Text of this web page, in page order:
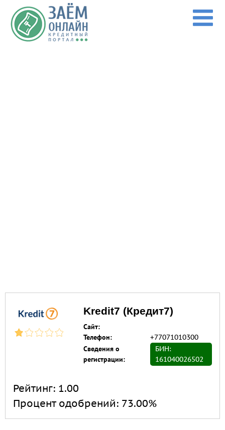
Перейти к основному содержанию
Kredit7 (Кредит7)
Сайт:
Телефон:
+77071010300
Сведения о
регистрации:
БИН:
161040026502
Рейтинг: 1.00
Процент одобрений: 73.00%